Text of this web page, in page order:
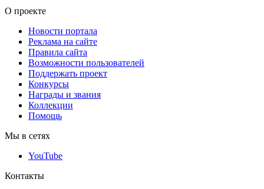
О проекте
Новости портала
Реклама на сайте
Правила сайта
Возможности пользователей
Поддержать проект
Конкурсы
Награды и звания
Коллекции
Помощь
Мы в сетях
YouTube
Контакты